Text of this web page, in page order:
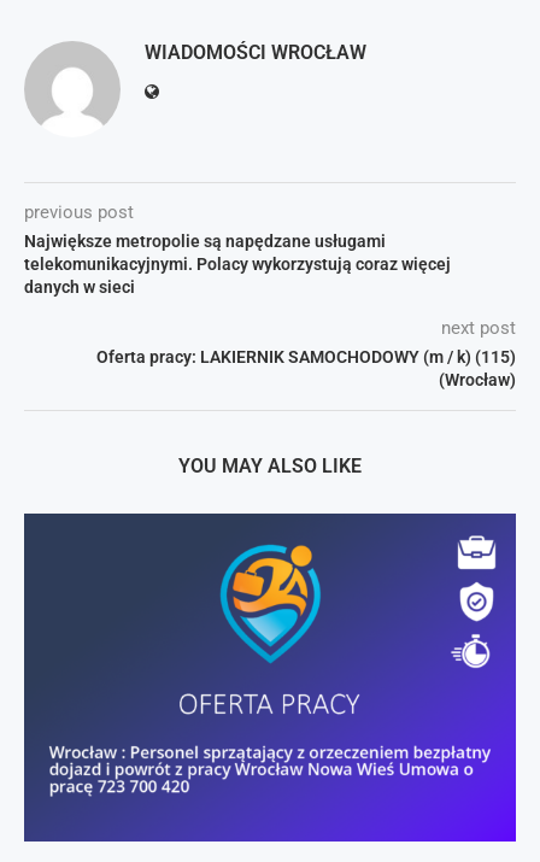
WIADOMOŚCI WROCŁAW
previous post
Największe metropolie są napędzane usługami
telekomunikacyjnymi. Polacy wykorzystują coraz więcej
danych w sieci
next post
Oferta pracy: LAKIERNIK SAMOCHODOWY (m / k) (115)
(Wrocław)
YOU MAY ALSO LIKE